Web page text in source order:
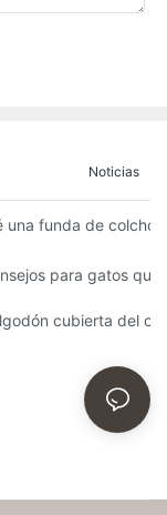
Noticias
una funda de
para un colchón de
para gatos
y sus
cubierta del